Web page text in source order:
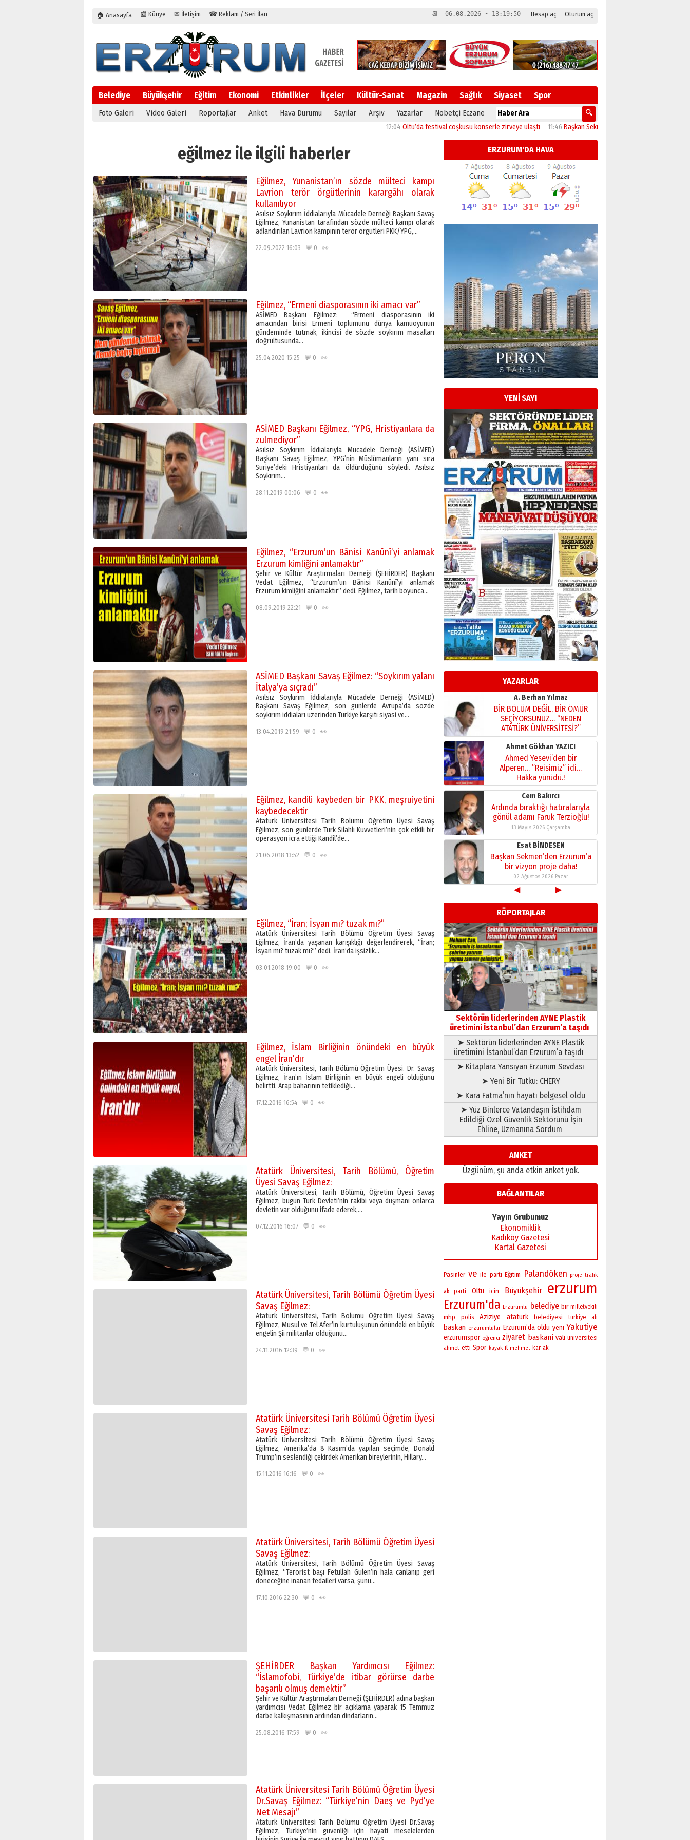
🏠 Anasayfa 📰 Künye ✉ İletişim ☎ Reklam / Seri İlan Hesap aç Oturum aç
📆 06.08.2026 • 13:19:51
Belediye Büyükşehir Eğitim Ekonomi Etkinlikler İlçeler Kültür-Sanat Magazin Sağlık Siyaset Spor
Foto Galeri Video Galeri Röportajlar Anket Hava Durumu Sayılar Arşiv Yazarlar Nöbetçi Eczane
Oltu’da festival coşkusu konserle zirveye ulaştı 11:46 Başkan Sekmen’den Akdağ Mahallesi’ne çıkarma
eğilmez ile ilgili haberler
Eğilmez, Yunanistan’ın sözde mülteci kampı
Lavrion terör örgütlerinin karargâhı olarak
kullanılıyor
Asılsız Soykırım İddialarıyla Mücadele Derneği Başkanı Savaş
Eğilmez, Yunanistan tarafından sözde mülteci kampı olarak
adlandırılan Lavrion kampının terör örgütleri PKK/YPG,…
22.09.2022 16:03 💬 0 👀
Eğilmez, “Ermeni diasporasının iki amacı var”
ASİMED Başkanı Eğilmez: “Ermeni diasporasının iki
amacından birisi Ermeni toplumunu dünya kamuoyunun
gündeminde tutmak, ikincisi de sözde soykırım masalları
doğrultusunda…
25.04.2020 15:25 💬 0 👀
ASİMED Başkanı Eğilmez, “YPG, Hristiyanlara da
zulmediyor”
Asılsız Soykırım İddialarıyla Mücadele Derneği (ASİMED)
Başkanı Savaş Eğilmez, YPG’nin Müslümanların yanı sıra
Suriye’deki Hristiyanları da öldürdüğünü söyledi. Asılsız
Soykırım…
28.11.2019 00:06 💬 0 👀
Eğilmez, “Erzurum’un Bânisi Kanûnî’yi anlamak
Erzurum kimliğini anlamaktır”
Şehir ve Kültür Araştırmaları Derneği (ŞEHİRDER) Başkanı
Vedat Eğilmez, “Erzurum’un Bânisi Kanûnî’yi anlamak
Erzurum kimliğini anlamaktır” dedi. Eğilmez, tarih boyunca…
08.09.2019 22:21 💬 0 👀
ASİMED Başkanı Savaş Eğilmez: “Soykırım yalanı
İtalya’ya sıçradı”
Asılsız Soykırım İddialarıyla Mücadele Derneği (ASİMED)
Başkanı Savaş Eğilmez, son günlerde Avrupa’da sözde
soykırım iddiaları üzerinden Türkiye karşıtı siyasi ve…
13.04.2019 21:59 💬 0 👀
Eğilmez, kandili kaybeden bir PKK, meşruiyetini
kaybedecektir
Atatürk Üniversitesi Tarih Bölümü Öğretim Üyesi Savaş
Eğilmez, son günlerde Türk Silahlı Kuvvetleri’nin çok etkili bir
operasyon icra ettiği Kandil’de…
21.06.2018 13:52 💬 0 👀
Eğilmez, “İran; İsyan mı? tuzak mı?”
Atatürk Üniversitesi Tarih Bölümü Öğretim Üyesi Savaş
Eğilmez, İran’da yaşanan karışıklığı değerlendirerek, “İran;
İsyan mı? tuzak mı?” dedi. İran’da işsizlik…
03.01.2018 19:00 💬 0 👀
Eğilmez, İslam Birliğinin önündeki en büyük
engel İran’dır
Atatürk Üniversitesi, Tarih Bölümü Öğretim Üyesi. Dr. Savaş
Eğilmez, İran’ın İslam Birliğinin en büyük engeli olduğunu
belirtti. Arap baharının tetiklediği…
17.12.2016 16:54 💬 0 👀
Atatürk Üniversitesi, Tarih Bölümü, Öğretim
Üyesi Savaş Eğilmez:
Atatürk Üniversitesi, Tarih Bölümü, Öğretim Üyesi Savaş
Eğilmez, bugün Türk Devleti’nin rakibi veya düşmanı onlarca
devletin var olduğunu ifade ederek,…
07.12.2016 16:07 💬 0 👀
Atatürk Üniversitesi, Tarih Bölümü Öğretim Üyesi
Savaş Eğilmez:
Atatürk Üniversitesi, Tarih Bölümü Öğretim Üyesi Savaş
Eğilmez, Musul ve Tel Afer’in kurtuluşunun önündeki en büyük
engelin Şii militanlar olduğunu…
24.11.2016 12:39 💬 0 👀
Atatürk Üniversitesi Tarih Bölümü Öğretim Üyesi
Savaş Eğilmez:
Atatürk Üniversitesi Tarih Bölümü Öğretim Üyesi Savaş
Eğilmez, Amerika’da 8 Kasım’da yapılan seçimde, Donald
Trump’ın seslendiği çekirdek Amerikan bireylerinin, Hillary…
15.11.2016 16:16 💬 0 👀
Atatürk Üniversitesi, Tarih Bölümü Öğretim Üyesi
Savaş Eğilmez:
Atatürk Üniversitesi, Tarih Bölümü Öğretim Üyesi Savaş
Eğilmez, “Terörist başı Fetullah Gülen’in hala canlanıp geri
döneceğine inanan fedaileri varsa, şunu…
17.10.2016 22:30 💬 0 👀
ŞEHİRDER Başkan Yardımcısı Eğilmez:
“İslamofobi, Türkiye’de itibar görürse darbe
başarılı olmuş demektir”
Şehir ve Kültür Araştırmaları Derneği (ŞEHİRDER) adına başkan
yardımcısı Vedat Eğilmez bir açıklama yaparak 15 Temmuz
darbe kalkışmasının ardından dindarların…
25.08.2016 17:59 💬 0 👀
Atatürk Üniversitesi Tarih Bölümü Öğretim Üyesi
Dr.Savaş Eğilmez: “Türkiye’nin Daeş ve Pyd’ye
Net Mesajı”
Atatürk Üniversitesi Tarih Bölümü Öğretim Üyesi Dr.Savaş
Eğilmez, Türkiye’nin güvenliği için hayati meselelerden
ERZURUM'DA HAVA
YENİ SAYI
YAZARLAR
Esat BİNDESEN
Başkan Sekmen’den Erzurum’a
bir vizyon proje daha!
02 Ağustos 2026 Pazar
Kadir SABUNCUOĞLU
Erzurumspor’un köşe taşları
29 Haziran 2026 Pazartesi
Kenan GÜLERCİ
Murat Şahsuvaroğlu ERKON’da
çıtayı yukarı taşırken,
yönetimdekiler aşağı
çekmemeli!
17 Şubat 2026 SalıOrhan BOZKURT
Bir fotoğraf, bir şehir, bir
gazeteci… Dizginler kimin
elinde?
31 Mart 2026 Salı
A. Berhan Yılmaz
BİR BÖLÜM DEĞİL, BİR ÖMÜR
SEÇİYORSUNUZ… “NEDEN
ATATÜRK ÜNİVERSİTESİ?”
28 Temmuz 2026 Salı
Ahmet Gökhan YAZICI
Ahmed Yesevi’den bir
Alperen… ”Reisimiz” idi…
Hakka yürüdü.!
26 Mart 2026 Perşembe
Cem Bakırcı
Ardında bıraktığı hatıralarıyla
gönül adamı Faruk Terzioğlu!
13 Mayıs 2026 Çarşamba
Esat BİNDESEN
Başkan Sekmen’den Erzurum’a
bir vizyon proje daha!
02 Ağustos 2026 Pazar
Kadir SABUNCUOĞLU
Erzurumspor’un köşe taşları
29 Haziran 2026 Pazartesi
Kenan GÜLERCİ
Murat Şahsuvaroğlu ERKON’da
çıtayı yukarı taşırken,
yönetimdekiler aşağı
çekmemeli!
Orhan BOZKURT
Bir fotoğraf, bir şehir, bir
gazeteci… Dizginler kimin
elinde?
31 Mart 2026 Salı
A. Berhan Yılmaz
BİR BÖLÜM DEĞİL, BİR ÖMÜR
SEÇİYORSUNUZ… “NEDEN
ATATÜRK ÜNİVERSİTESİ?”
28 Temmuz 2026 Salı
Ahmet Gökhan YAZICI
Ahmed Yesevi’den bir
Alperen… ”Reisimiz” idi…
Hakka yürüdü.!
26 Mart 2026 Perşembe
Cem Bakırcı
Ardında bıraktığı hatıralarıyla
gönül adamı Faruk Terzioğlu!
13 Mayıs 2026 Çarşamba
Esat BİNDESEN
Başkan Sekmen’den Erzurum’a
bir vizyon proje daha!
02 Ağustos 2026 Pazar
◀ ▶
RÖPORTAJLAR
Sektörün liderlerinden AYNE Plastik
üretimini İstanbul’dan Erzurum’a taşıdı
➤ Sektörün liderlerinden AYNE Plastik
üretimini İstanbul’dan Erzurum’a taşıdı
➤ Kitaplara Yansıyan Erzurum Sevdası
➤ Yeni Bir Tutku: CHERY
➤ Kara Fatma’nın hayatı belgesel oldu
➤ Yüz Binlerce Vatandaşın İstihdam
Edildiği Özel Güvenlik Sektörünü İşin
Ehline, Uzmanına Sordum
ANKET
Üzgünüm, şu anda etkin anket yok.
BAĞLANTILAR
Yayın Grubumuz
Ekonomiklik
Kadıköy Gazetesi
Kartal Gazetesi
Pasinler ve ile parti Eğitim Palandöken proje trafik
ak parti Oltu icin Büyükşehir erzurum
Erzurum'da Erzurumlu belediye bir milletvekili
mhp polis Aziziye ataturk belediyesi turkiye ali
baskan erzurumlular Erzurum’da oldu yeni Yakutiye
erzurumspor öğrenci ziyaret baskani vali universitesi
ahmet etti Spor kayak il mehmet kar ak